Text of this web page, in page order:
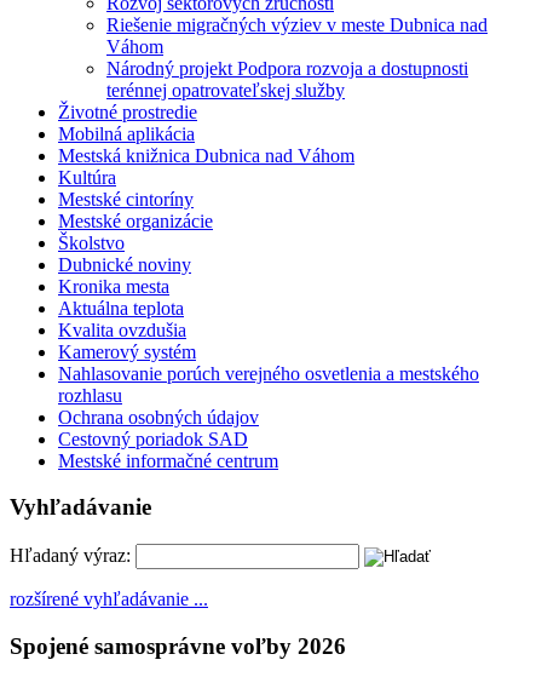
Riešenie migračných výziev v meste Dubnica nad
Váhom
Národný projekt Podpora rozvoja a dostupnosti
terénnej opatrovateľskej služby
Životné prostredie
Mobilná aplikácia
Mestská knižnica Dubnica nad Váhom
Kultúra
Mestské cintoríny
Mestské organizácie
Školstvo
Dubnické noviny
Kronika mesta
Aktuálna teplota
Kvalita ovzdušia
Kamerový systém
Nahlasovanie porúch verejného osvetlenia a mestského
rozhlasu
Ochrana osobných údajov
Cestovný poriadok SAD
Mestské informačné centrum
Vyhľadávanie
Hľadaný výraz:
rozšírené vyhľadávanie ...
Spojené samosprávne voľby 2026